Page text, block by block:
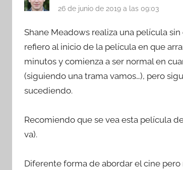
26 de junio de 2019 a las 09:03
Shane Meadows realiza una película
refiero al inicio de la película en que
minutos y comienza a ser normal en
(siguiendo una trama vamos…), pero
sucediendo.
Recomiendo que se vea esta película
va).
Diferente forma de abordar el cine